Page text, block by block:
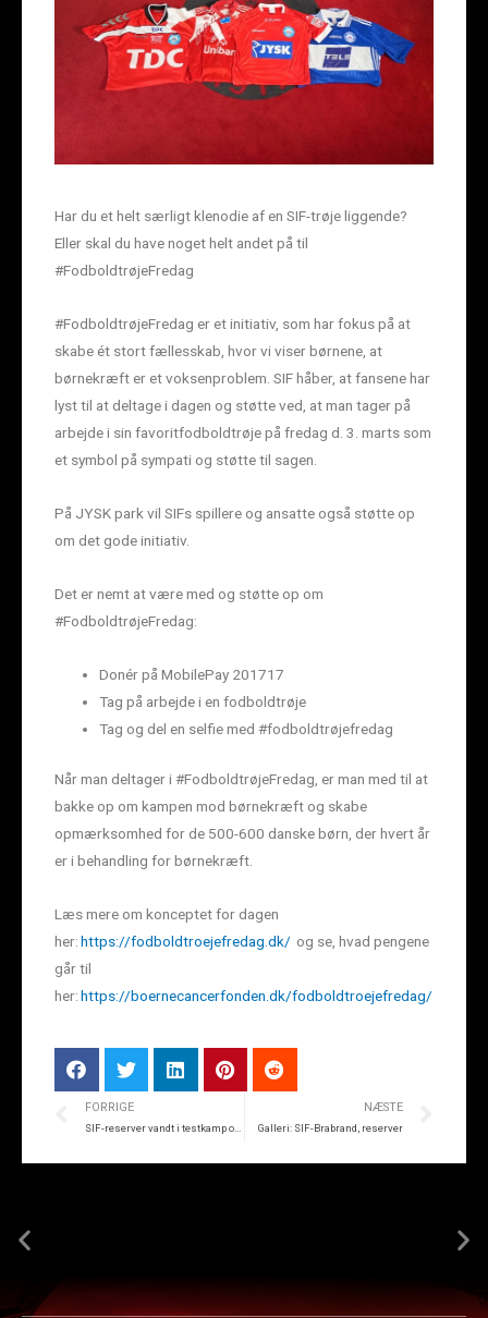
Har du et helt særligt klenodie af en SIF-trøje liggende?
Eller skal du have noget helt andet på til
#FodboldtrøjeFredag
#FodboldtrøjeFredag er et initiativ, som har fokus på at
skabe ét stort fællesskab, hvor vi viser børnene, at
børnekræft er et voksenproblem. SIF håber, at fansene har
lyst til at deltage i dagen og støtte ved, at man tager på
arbejde i sin favoritfodboldtrøje på fredag d. 3. marts som
et symbol på sympati og støtte til sagen.
På JYSK park vil SIFs spillere og ansatte også støtte op
om det gode initiativ.
Det er nemt at være med og støtte op om
#FodboldtrøjeFredag:
Donér på MobilePay 201717
Tag på arbejde i en fodboldtrøje
Tag og del en selfie med #fodboldtrøjefredag
Når man deltager i #FodboldtrøjeFredag, er man med til at
bakke op om kampen mod børnekræft og skabe
opmærksomhed for de 500-600 danske børn, der hvert år
er i behandling for børnekræft.
Læs mere om konceptet for dagen
her:https://fodboldtroejefredag.dk/ og se, hvad pengene
går til
her:https://boernecancerfonden.dk/fodboldtroejefredag/
FORRIGE NÆSTE
Galleri: SIF-Brabrand, reserver